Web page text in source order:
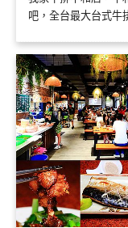
吧，全台最大台式牛